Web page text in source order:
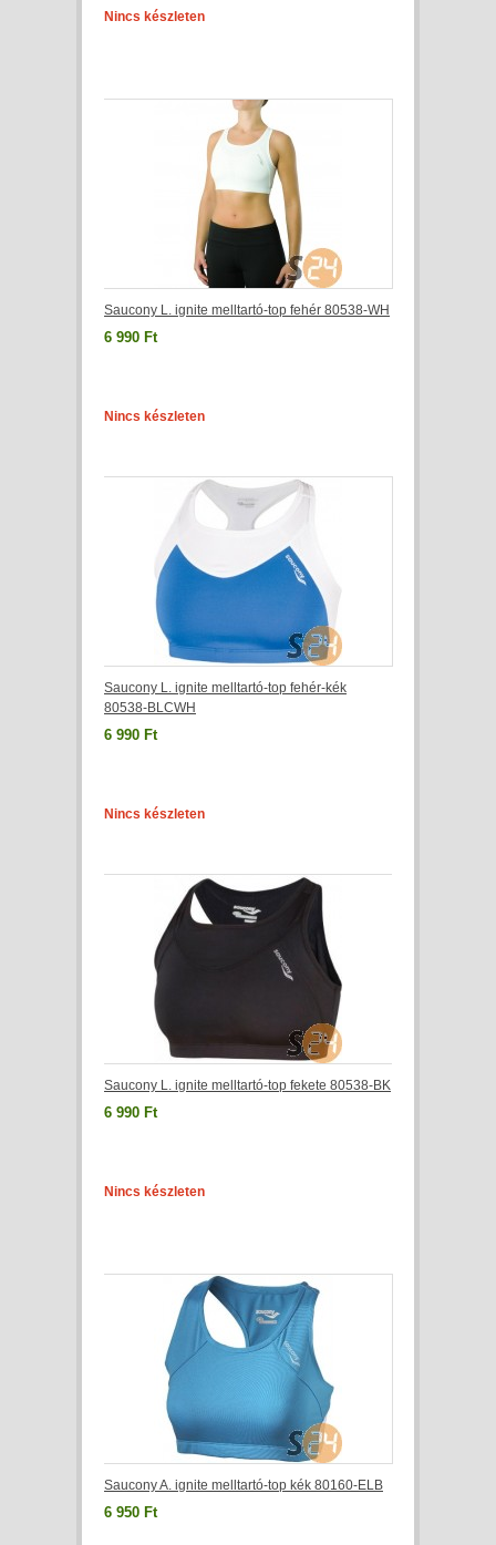
Nincs készleten
Saucony L. ignite melltartó-top fehér 80538-WH
6 990 Ft
Nincs készleten
Saucony L. ignite melltartó-top fehér-kék
80538-BLCWH
6 990 Ft
Nincs készleten
Saucony L. ignite melltartó-top fekete 80538-BK
6 990 Ft
Nincs készleten
Saucony A. ignite melltartó-top kék 80160-ELB
6 950 Ft